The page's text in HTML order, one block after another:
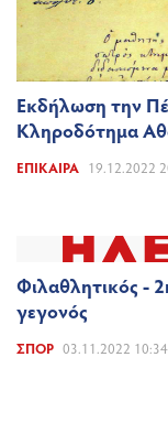
Εκδήλωση την
Κληροδότημα
ΕΠΊΚΑΙΡΑ 19.12.2022
Φιλαθλητικός -
γεγονός
ΣΠΟΡ 03.11.2022 10:34